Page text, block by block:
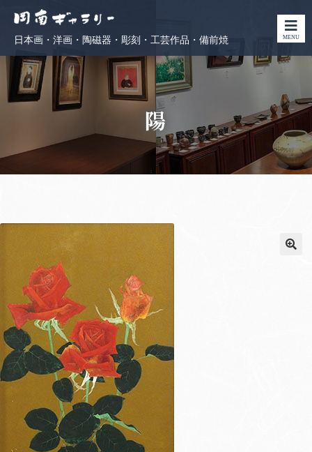
日本画・洋画・陶磁器・彫刻・工芸作品・備前焼 MENU
陽